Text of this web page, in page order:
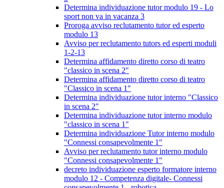
Determina individuazione tutor modulo 19 - Lo
sport non va in vacanza 3
Proroga avviso reclutamento tutor ed esperto
modulo 13
Avviso per reclutamento tutors ed esperti moduli
1-2-13
Determina affidamento diretto corso di teatro
"classico in scena 2"
Determina affidamento diretto corso di teatro
"Classico in scena 1"
Determina individuazione tutor interno "Classico
in scena 2"
Determina individuazione tutor interno modulo
"classico in scena 1"
Determina individuazione Tutor interno modulo
"Connessi consapevolmente 1"
Avviso per reclutamento tutor interno modulo
"Connessi consapevolmente 1"
decreto individuazione esperto formatore interno
modulo 12 - Competenza digitale- Connessi